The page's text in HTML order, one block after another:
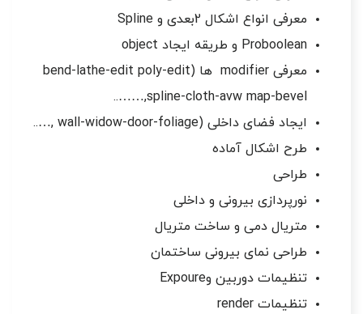
معرفی انواع اشکال 2بعدی و Spline
Proboolean و طریقه ایجاد object
معرفی modifier ها (bend-lathe-edit poly-edit
spline-cloth-avw map-bevel,……..
ایجاد فضای داخلی (wall-widow-door-foliage ,…..
طرح اشکال آماده
طراحی
نورپردازی بیرونی و داخلی
متریال دمی و ساخت متریال
طراحی نمای بیرونی ساختمان
تنظیمات دوربین وExpoure
تنظیمات render